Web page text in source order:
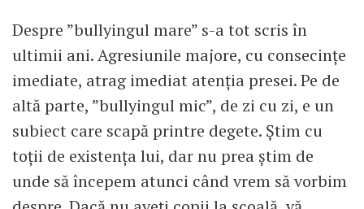
Despre ”bullyingul mare” s-a tot scris în
ultimii ani. Agresiunile majore, cu consecințe
imediate, atrag imediat atenția presei. Pe de
altă parte, ”bullyingul mic”, de zi cu zi, e un
subiect care scapă printre degete. Știm cu
toții de existența lui, dar nu prea știm de
unde să începem atunci când vrem să vorbim